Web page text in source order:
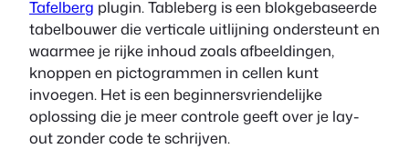
Tafelberg plugin. Tableberg is een blokgebaseerde
tabelbouwer die verticale uitlijning ondersteunt en
waarmee je rijke inhoud zoals afbeeldingen,
knoppen en pictogrammen in cellen kunt
invoegen. Het is een beginnersvriendelijke
oplossing die je meer controle geeft over je lay-
out zonder code te schrijven.